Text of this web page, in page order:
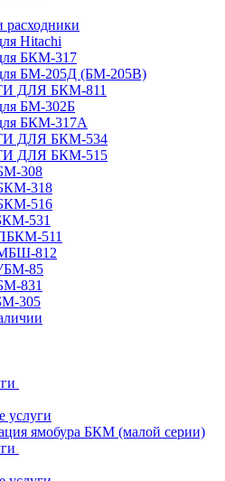
расходники
Hitachi
БКМ-317
БМ-205Д (БМ-205В)
ДЛЯ БКМ-811
БМ-302Б
БКМ-317А
ДЛЯ БКМ-534
ДЛЯ БКМ-515
308
318
516
531
511
МБШ-812
85
831
305
услуги
ямобура БКМ (малой серии)